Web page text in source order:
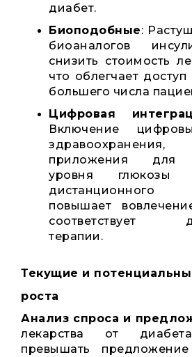
диабет.
Биоподобные:
биоаналогов
снизить стоимость
что облегчает
большего числа
Цифровая
Включение
приложения для
уровня глюкозы
дистанционного
повышает
соответствует
терапии.
Текущие и
роста
Анализ спроса и
лекарства от
превышать